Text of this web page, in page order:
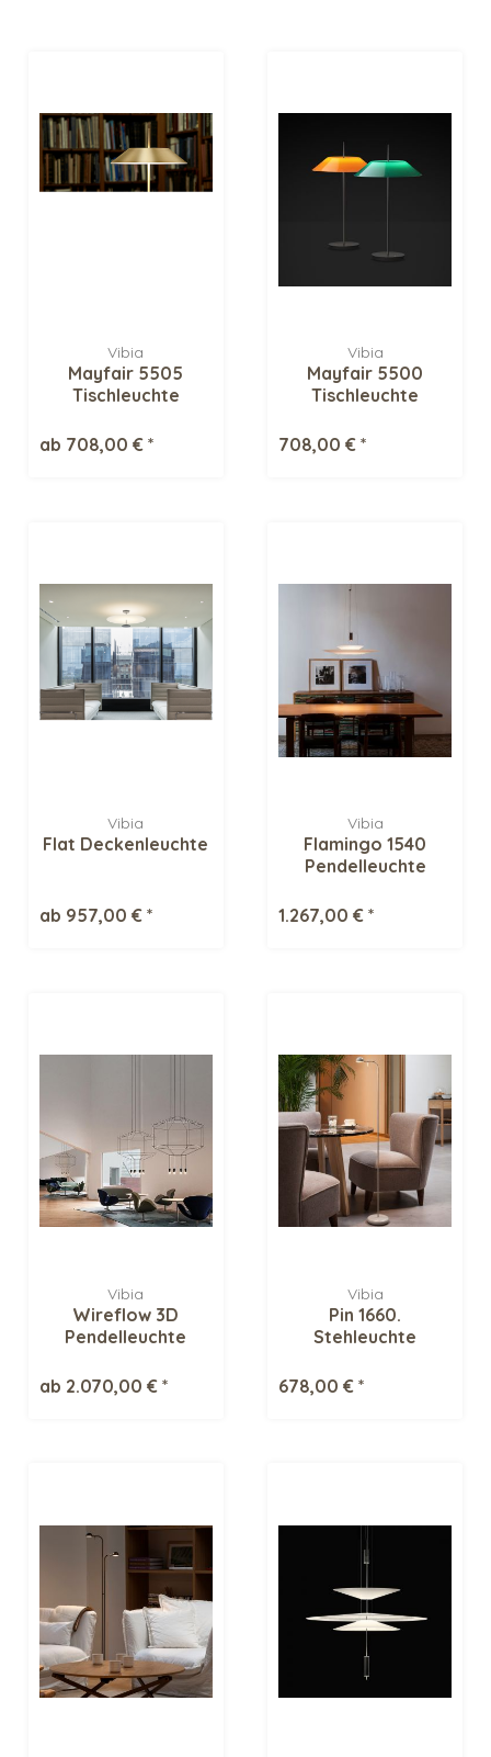
Vibia
Mayfair 5505
Tischleuchte
ab 708,00 € *
Vibia
Mayfair 5500
Tischleuchte
708,00 € *
Vibia
Flat Deckenleuchte
ab 957,00 € *
Vibia
Flamingo 1540
Pendelleuchte
1.267,00 € *
Vibia
Wireflow 3D
Pendelleuchte
ab 2.070,00 € *
Vibia
Pin 1660.
Stehleuchte
678,00 € *